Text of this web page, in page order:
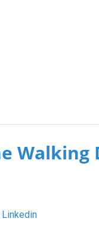
Walking
Linkedin